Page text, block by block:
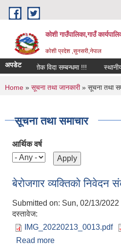
Skip to main content
कोशी गाउँपालिका,गाउँ
काेशी प्रदेश ,सुनसरी,नेपाल
अपडेट शोक विदा सम्बन्धमा !!!
You are here
Home » सूचना तथा जानकारी» सूचना तथा
सूचना तथा समाचार
आर्थिक वर्ष
बेराेजगार व्यक्तिकाे निवेदन
Submitted on: Sun, 02/13/2022
दस्तावेज:
IMG_20220213_0013.pdf
Read more